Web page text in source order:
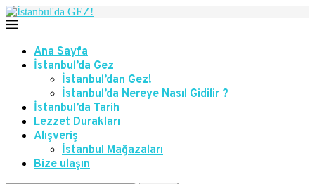
Ana Sayfa
İstanbul’da Gez
İstanbul’dan Gez!
İstanbul’da Nereye Nasıl Gidilir ?
İstanbul’da Tarih
Lezzet Durakları
Alışveriş
İstanbul Mağazaları
Bize ulaşın